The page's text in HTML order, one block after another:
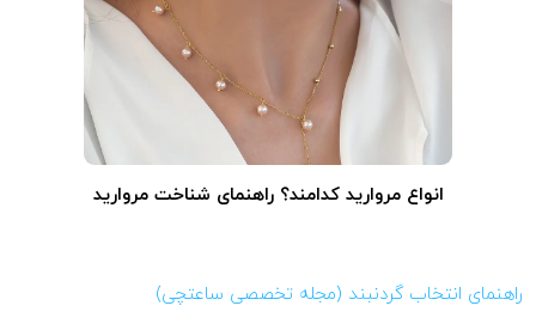
انواع مروارید کدامند؟ راهنمای شناخت مروارید
راهنمای انتخاب گردنبند (مجله تخصصی ساعتچی)